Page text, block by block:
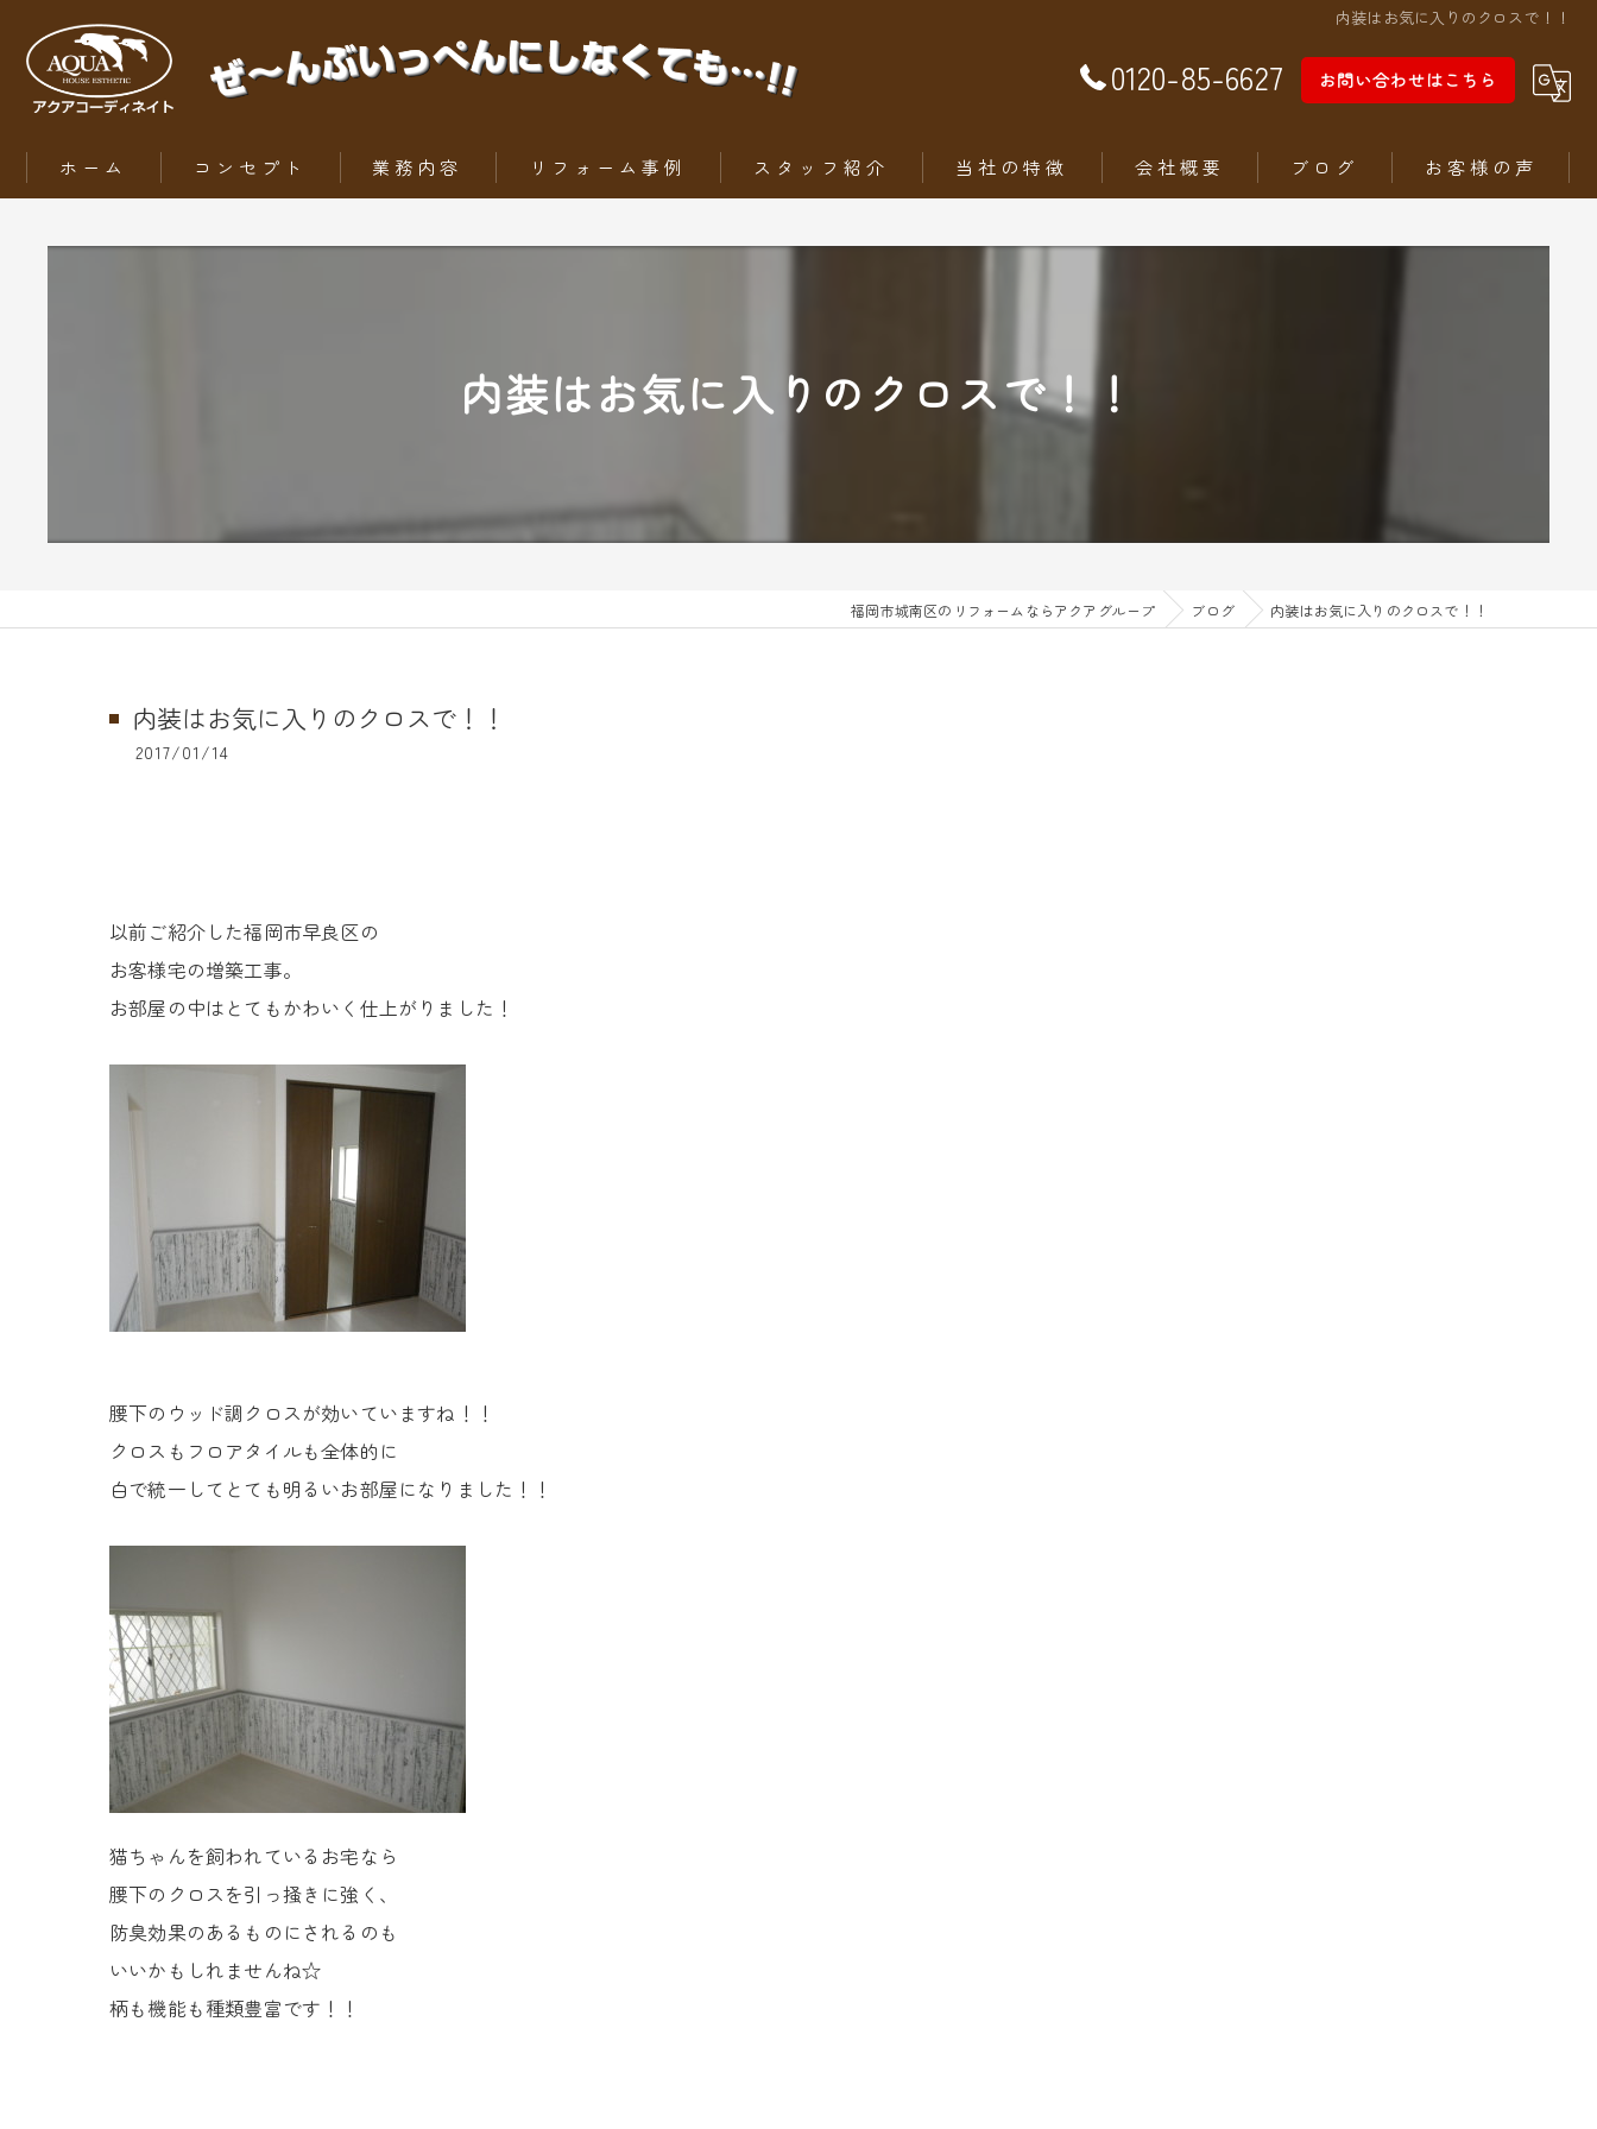
内装はお気に入りのクロスで！！
0120-85-6627 お問い合わせはこちら
ホーム コンセプト 業務内容
ZEH（ゼッチ）とは
リフォーム事例
ちょっとだけリフォーム
スタッフ紹介 当社の特徴
内装工事
水回りリフォーム
会社概要 ブログ お客様の声
内装はお気に入りのクロスで！！
福岡市城南区のリフォームならアクアグループ ブログ 内装はお気に入りのクロスで！！
内装はお気に入りのクロスで！！
2017/01/14
以前ご紹介した福岡市早良区の
お客様宅の増築工事。
お部屋の中は とてもかわいく仕上がりました！
腰下のウッド調クロスが効いていますね！！
クロスもフロアタイルも全体的に
白で統一してとても明るいお部屋になりました！！
猫ちゃんを飼われているお宅なら
腰下のクロスを引っ掻きに強く、
防臭効果のあるものにされるのも
いいかもしれませんね☆
柄も機能も種類豊富です！！